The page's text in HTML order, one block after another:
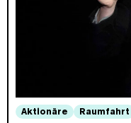
Aktionäre Raumfahrt